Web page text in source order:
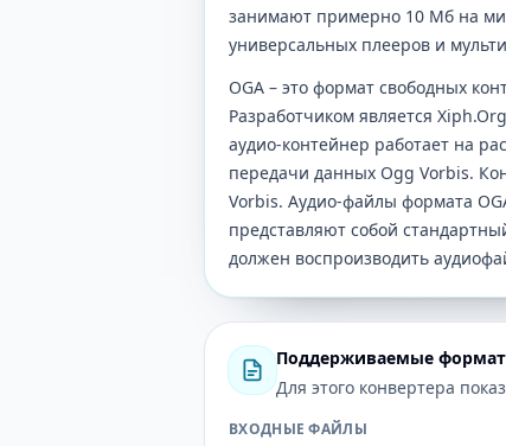
занимают примерно 10 Мб на
универсальных плееров и
OGA – это формат свободных
Разработчиком является
аудио-контейнер работает на
передачи данных Ogg Vorbis.
Vorbis. Аудио-файлы формата
представляют собой
должен воспроизводить
Поддерживаемые
Для этого конвертера
ВХОДНЫЕ ФАЙЛЫ